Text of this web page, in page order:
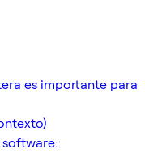
es importante para